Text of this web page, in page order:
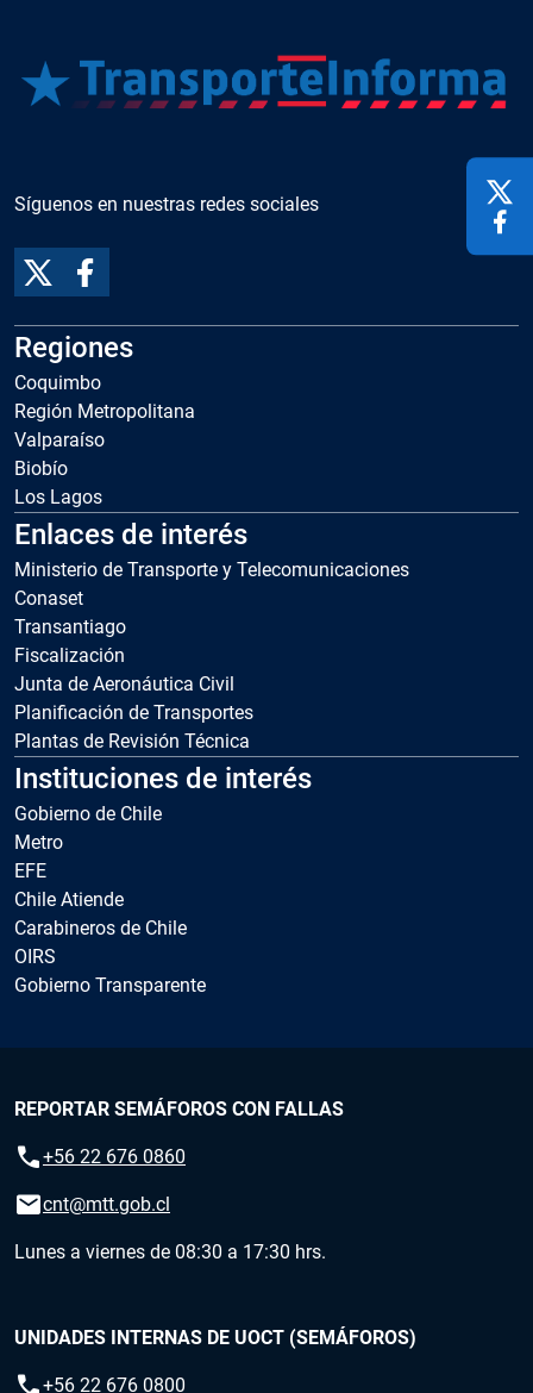
Síguenos en nuestras redes sociales
Regiones
Coquimbo
Región Metropolitana
Valparaíso
Biobío
Los Lagos
Enlaces de interés
Ministerio de Transporte y Telecomunicaciones
Conaset
Transantiago
Fiscalización
Junta de Aeronáutica Civil
Planificación de Transportes
Plantas de Revisión Técnica
Instituciones de interés
Gobierno de Chile
Metro
EFE
Chile Atiende
Carabineros de Chile
OIRS
Gobierno Transparente
REPORTAR SEMÁFOROS CON FALLAS
call+56 22 676 0860
emailcnt@mtt.gob.cl
Lunes a viernes de 08:30 a 17:30 hrs.
UNIDADES INTERNAS DE UOCT (SEMÁFOROS)
call+56 22 676 0800